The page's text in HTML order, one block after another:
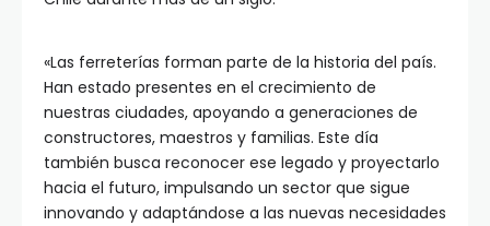
«Las ferreterías forman parte de la historia del país.
Han estado presentes en el crecimiento de
nuestras ciudades, apoyando a generaciones de
constructores, maestros y familias. Este día
también busca reconocer ese legado y proyectarlo
hacia el futuro, impulsando un sector que sigue
innovando y adaptándose a las nuevas necesidades